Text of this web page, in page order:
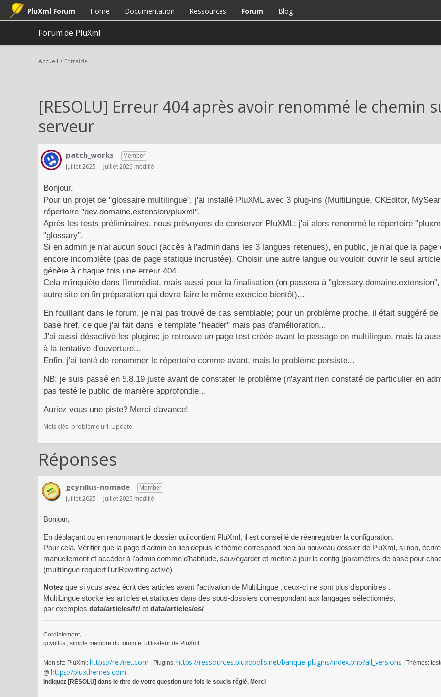
PluXml Forum Home Documentation Ressources Forum Blog
Forum de PluXml
Accueil › Entraide
[RESOLU] Erreur 404 après avoir renommé le chemin
serveur
patch_works Member
juillet 2025 juillet 2025 modifié
Bonjour,
Pour un projet de "glossaire multilingue", j'ai installé PluXML avec 3 plug-ins (MultiLingue, CKEditor,
répertoire "dev.domaine.extension/pluxml".
Après les tests préliminaires, nous prévoyons de conserver PluXML; j'ai alors renommé le répertoire
"glossary".
Si en admin je n'ai aucun souci (accès à l'admin dans les 3 langues retenues), en public, je n'ai que la page
encore incomplète (pas de page statique incrustée). Choisir une autre langue ou vouloir ouvrir le seul
génère à chaque fois une erreur 404...
Cela m'inquiète dans l'immédiat, mais aussi pour la finalisation (on passera à
autre site en fin préparation qui devra faire le même exercice bientôt)...
En fouillant dans le forum, je n'ai pas trouvé de cas semblable; pour un problème proche, il était suggéré de
base href, ce que j'ai fait dans le template "header" mais pas d'amélioration...
J'ai aussi désactivé les plugins: je retrouve un page test créée avant le passage en multilingue, mais là
à la tentative d'ouverture...
Enfin, j'ai tenté de renommer le répertoire comme avant, mais le problème persiste...
NB: je suis passé en 5.8.19 juste avant de constater le problème (n'ayant rien constaté de particulier en
pas testé le public de manière approfondie...
Auriez vous une piste? Merci d'avance!
Mots clés: problème url Update
Réponses
gcyrillus-nomade Member
juillet 2025 juillet 2025 modifié
Bonjour,
En déplaçant ou en renommant le dossier qui contient PluXml, il est conseillé de réenregistrer la configuration.
Pour cela, Vérifier que la page d'admin en lien depuis le thème correspond bien au nouveau dossier de PluXml, si non,
manuellement et accéder à l'admin comme d'habitude, sauvegarder et mettre à jour la config (paramètres de base pour
(multilingue requiert l'urlRewriting activé)
Notez que si vous avez écrit des articles avant l'activation de MultiLingue , ceux-ci ne sont plus disponibles .
MultiLingue stocke les articles et statiques dans des sous-dossiers correspondant aux langages sélectionnés,
par exemples data/articles/fr/ et data/articles/es/
Cordialement,
gcyrillus , simple membre du forum et utilisateur de PluXml
Mon site PluXml: https://re7net.com | Plugins: https://ressources.pluxopolis.net/banque-plugins/index.php?all_versions | Thèmes:
@ https://pluxthemes.com
Indiquez [RÉSOLU] dans le titre de votre question une fois le soucis réglé, Merci